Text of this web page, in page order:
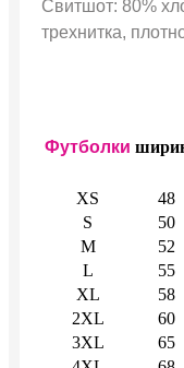
Свитшот: 80%
трехнитка,
Футболки
XS 48
S
50
M
52
L
55
XL
58
2XL
60
3XL
65